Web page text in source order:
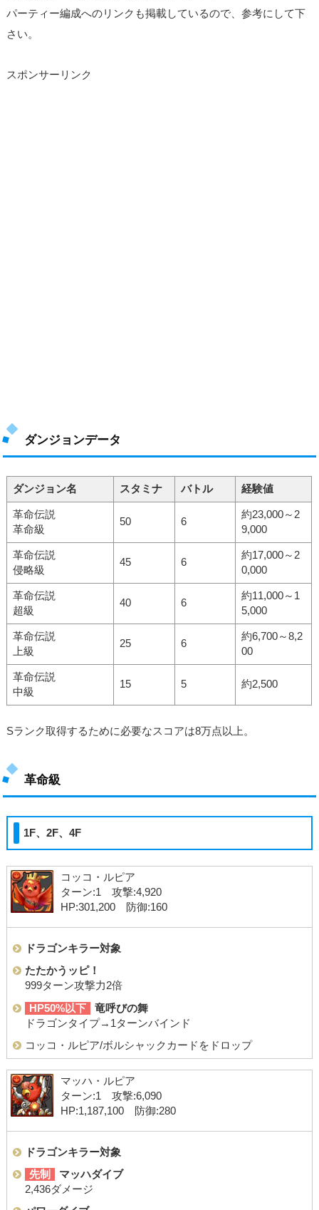
パーティー編成へのリンクも掲載しているので、参考にして下
さい。
スポンサーリンク
ダンジョンデータ
ダンジョン名 スタミナ バトル 経験値
革命伝説
革命級
50 6
約23,000～2
9,000
革命伝説
侵略級
45 6
約17,000～2
0,000
革命伝説
超級
40 6
約11,000～1
5,000
革命伝説
上級
25 6
約6,700～8,2
00
革命伝説
中級
15 5 約2,500
Sランク取得するために必要なスコアは8万点以上。
革命級
1F、2F、4F
コッコ・ルピア
ターン:1 攻撃:4,920
HP:301,200 防御:160
ドラゴンキラー対象
たたかうッピ！
999ターン攻撃力2倍
HP50%以下
竜呼びの舞
ドラゴンタイプ→1ターンバインド
コッコ・ルピア/ボルシャックカードをドロップ
マッハ・ルピア
ターン:1 攻撃:6,090
HP:1,187,100 防御:280
ドラゴンキラー対象
先制
マッハダイブ
2,436ダメージ